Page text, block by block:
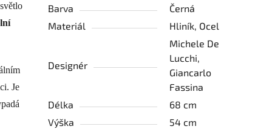
Je
Barva
Černá
Materiál
Hliník, Ocel
Designér
Michele De
Lucchi,
Giancarlo
Fassina
Délka
68 cm
Výška
54 cm